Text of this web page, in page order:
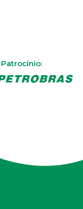
Patrocínio: